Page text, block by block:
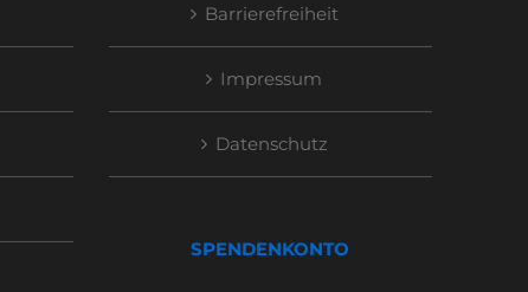
Barrierefreiheit
Impressum
Datenschutz
SPENDENKONTO